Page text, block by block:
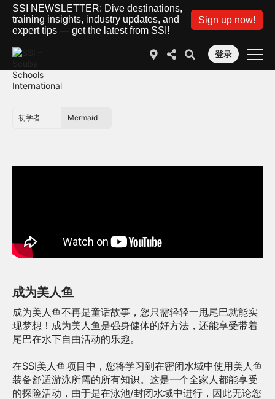
SSI NEWSLETTER: Dive destinations,
training insights, industry updates, and
expert tips — get the latest from SSI!
Sign up now!
登录
初学者 Mermaid
成为美人鱼
成为美人鱼不再是童话故事，您只需轻轻一甩尾巴就能实
现梦想！成为美人鱼是强身健体的好方法，还能享受带着
尾巴在水下自由活动的乐趣。
在SSI美人鱼项目中，您将学习到在密闭水域中使用美人鱼
装备舒适游泳所需的所有知识。这是一个全家人都能享受
的探险活动，由于是在泳池/封闭水域中进行，因此无论您